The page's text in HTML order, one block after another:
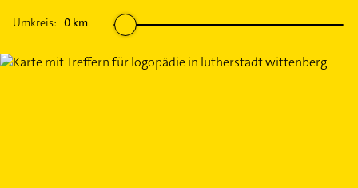
Umkreis: 0 km